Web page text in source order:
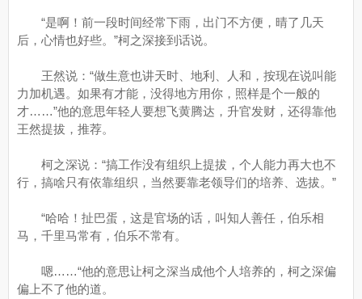
“是啊！前一段时间经常下雨，出门不方便，晴了几天
后，心情也好些。”柯之深接到话说。
王然说：“做生意也讲天时、地利、人和，按现在说叫能
力加机遇。如果有才能，没得地方用你，照样是个一般的
才……”他的意思年轻人要想飞黄腾达，升官发财，还得靠他
王然提拔，推荐。
柯之深说：“搞工作没有组织上提拔，个人能力再大也不
行，搞啥只有依靠组织，当然要靠老领导们的培养、选拔。”
“哈哈！扯巴蛋，这是官场的话，叫知人善任，伯乐相
马，千里马常有，伯乐不常有。
嗯……“他的意思让柯之深当成他个人培养的，柯之深偏
偏上不了他的道。